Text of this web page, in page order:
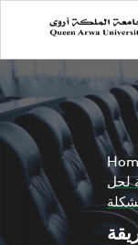
لحل